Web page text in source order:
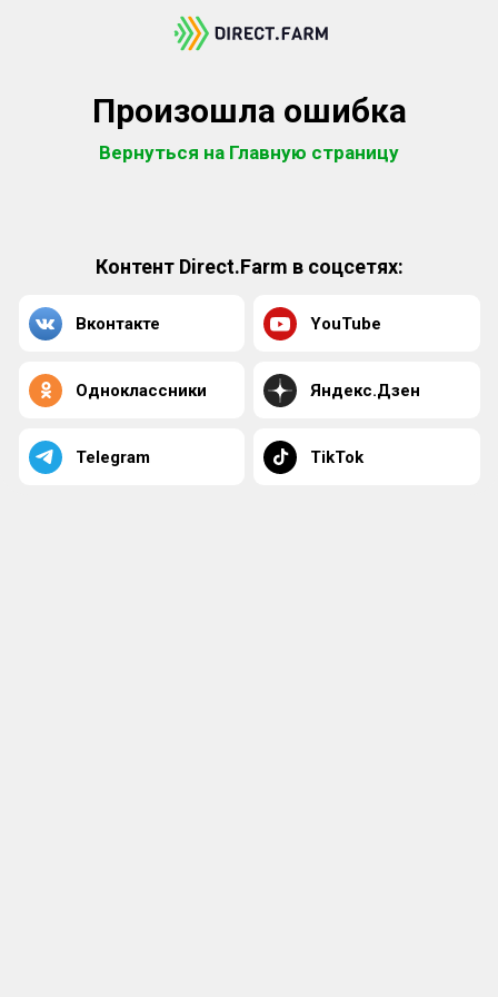
Произошла ошибка
Вернуться на Главную страницу
Контент Direct.Farm в соцсетях:
Вконтакте YouTube
Одноклассники Яндекс.Дзен
Telegram TikTok